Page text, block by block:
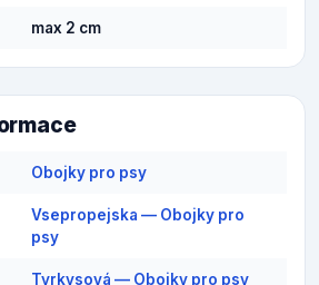
max 2 cm
Obojky pro psy
Vsepropejska — Obojky pro
psy
Tyrkysová — Obojky pro psy